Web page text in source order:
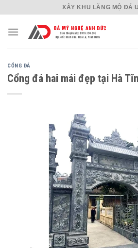
content
XÂY KHU LĂNG MỘ ĐÁ
CỔNG ĐÁ
Cổng đá hai mái đẹp tại Hà